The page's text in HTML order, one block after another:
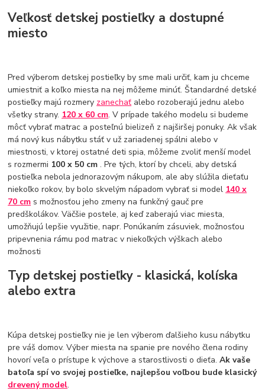
Veľkosť detskej postieľky a dostupné
miesto
Pred výberom detskej postieľky by sme mali určiť, kam ju chceme
umiestniť a koľko miesta na nej môžeme minúť. Štandardné detské
postieľky majú rozmery zanechať alebo rozoberajú jednu alebo
všetky strany. 120 x 60 cm. V prípade takého modelu si budeme
môcť vybrať matrac a posteľnú bielizeň z najširšej ponuky. Ak však
má nový kus nábytku stáť v už zariadenej spálni alebo v
miestnosti, v ktorej ostatné deti spia, môžeme zvoliť menší model
s rozmermi 100 x 50 cm. Pre tých, ktorí by chceli, aby detská
postieľka nebola jednorazovým nákupom, ale aby slúžila dieťaťu
niekoľko rokov, by bolo skvelým nápadom vybrať si model 140 x
70 cm s možnosťou jeho zmeny na funkčný gauč pre
predškolákov. Väčšie postele, aj keď zaberajú viac miesta,
umožňujú lepšie využitie, napr. Ponúkaním zásuviek, možnosťou
pripevnenia rámu pod matrac v niekoľkých výškach alebo
možnosti
Typ detskej postieľky - klasická, kolíska
alebo extra
Kúpa detskej postieľky nie je len výberom ďalšieho kusu nábytku
pre váš domov. Výber miesta na spanie pre nového člena rodiny
hovorí veľa o prístupe k výchove a starostlivosti o dieťa.Ak vaše
batoľa spí vo svojej postieľke, najlepšou voľbou bude klasický
drevený model.